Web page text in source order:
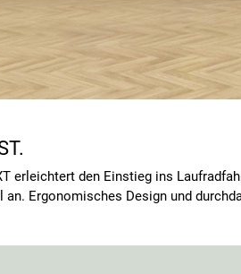
erleichtert den Einstieg ins
Ergonomisches Design und